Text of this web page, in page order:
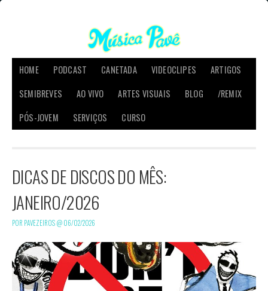
HOME PODCAST CANETADA VIDEOCLIPES
ARTIGOS
SEMIBREVES
AO VIVO ARTES VISUAIS BLOG
/REMIX
PÓS-JOVEM
SERVIÇOS CURSO
DICAS DE DISCOS DO MÊS:
JANEIRO/2026
POR PAVEZEIROS @06/02/2026